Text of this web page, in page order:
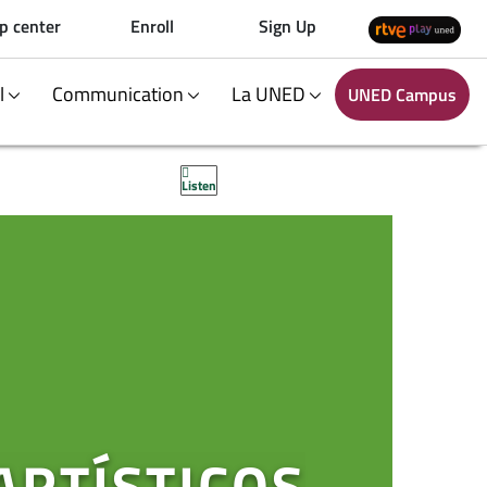
center Enroll Sign Up
Communication La UNED UNED Campus
Listen